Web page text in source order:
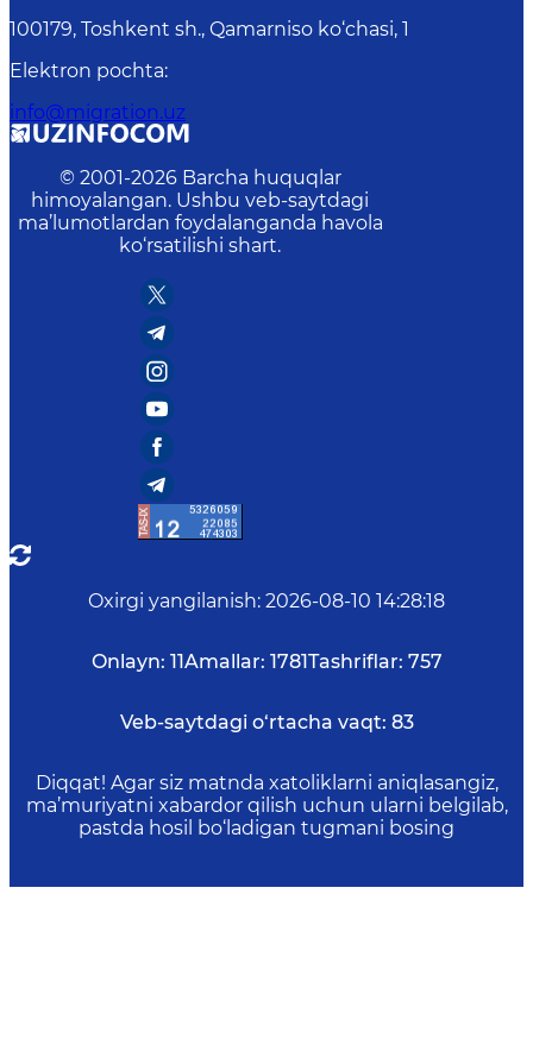
100179, Toshkent sh., Qamarniso ko‘chasi, 1
Elektron pochta:
info@migration.uz
© 2001-2026 Barcha huquqlar
himoyalangan. Ushbu veb-saytdagi
ma’lumotlardan foydalanganda havola
ko‘rsatilishi shart.
Oxirgi yangilanish: 2026-08-10 14:28:18
Onlayn: 11Amallar: 1781Tashriflar: 757
Veb-saytdagi o‘rtacha vaqt: 83
Diqqat! Agar siz matnda xatoliklarni aniqlasangiz,
ma’muriyatni xabardor qilish uchun ularni belgilab,
pastda hosil bo‘ladigan tugmani bosing